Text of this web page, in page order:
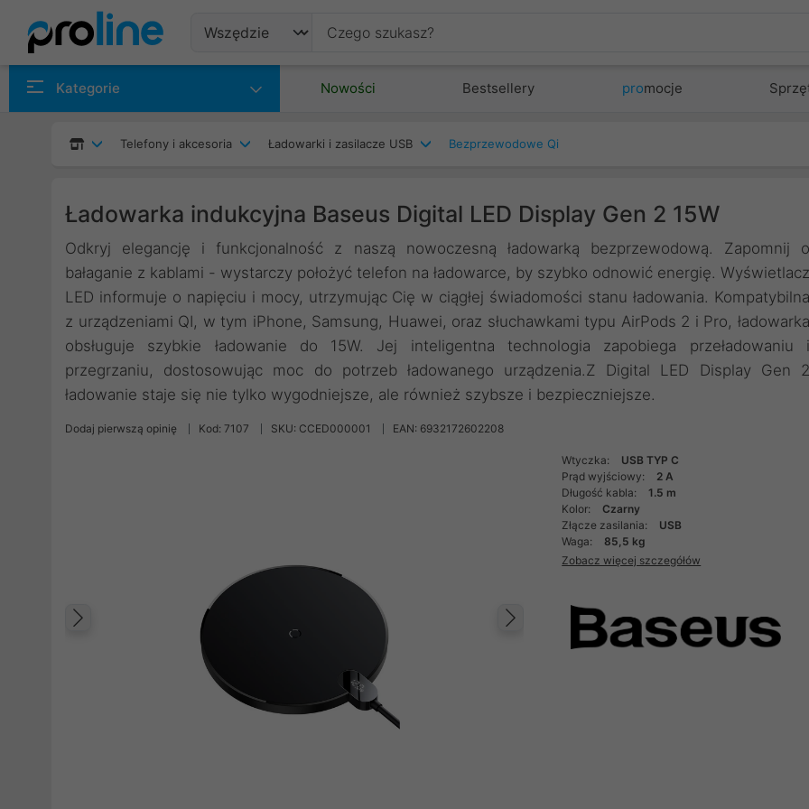
Kategorie Nowości Bestsellery promocje
Telefony i akcesoria Ładowarki i zasilacze USB Bezprzewodowe Qi
Ładowarka indukcyjna Baseus Digital LED Display Gen 2 15W
Odkryj elegancję i funkcjonalność z naszą nowoczesną ładowarką bezprzewodową. Zapomnij o
bałaganie z kablami - wystarczy położyć telefon na ładowarce, by szybko odnowić energię. Wyświetlacz
LED informuje o napięciu i mocy, utrzymując Cię w ciągłej świadomości stanu ładowania. Kompatybilna
z urządzeniami QI, w tym iPhone, Samsung, Huawei, oraz słuchawkami typu AirPods 2 i Pro, ładowarka
obsługuje szybkie ładowanie do 15W. Jej inteligentna technologia zapobiega przeładowaniu i
przegrzaniu, dostosowując moc do potrzeb ładowanego urządzenia.Z Digital LED Display Gen 2
ładowanie staje się nie tylko wygodniejsze, ale również szybsze i bezpieczniejsze.
Dodaj pierwszą opinię Kod: 7107 SKU: CCED000001 EAN: 6932172602208
Następny
Poprzedni
Wtyczka:
USB TYP C
Prąd wyjściowy:
2 A
Długość kabla:
1.5 m
Kolor:
Czarny
Złącze zasilania:
USB
Waga:
85,5 kg
Zobacz więcej szczegółów